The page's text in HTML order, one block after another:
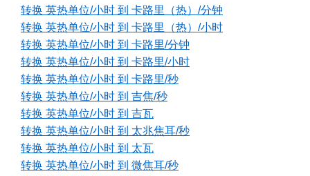
转换 英热单位/小时 到 卡路里（热）/分钟
转换 英热单位/小时 到 卡路里（热）/小时
转换 英热单位/小时 到 卡路里/分钟
转换 英热单位/小时 到 卡路里/小时
转换 英热单位/小时 到 卡路里/秒
转换 英热单位/小时 到 吉焦/秒
转换 英热单位/小时 到 吉瓦
转换 英热单位/小时 到 太兆焦耳/秒
转换 英热单位/小时 到 太瓦
转换 英热单位/小时 到 微焦耳/秒